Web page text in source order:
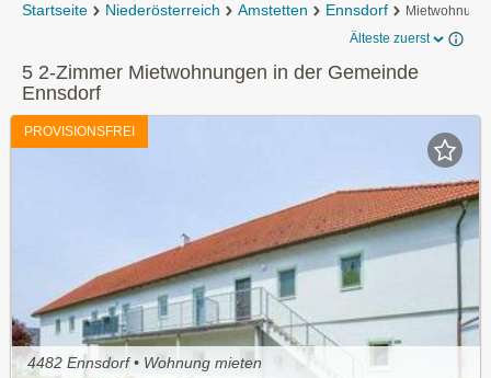
Startseite Niederösterreich Amstetten Ennsdorf
Älteste zuerst
5 2-Zimmer Mietwohnungen in der Gemeinde
Ennsdorf
PROVISIONSFREI
4482 Ennsdorf • Wohnung mieten